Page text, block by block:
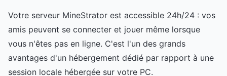
Votre serveur MineStrator est accessible 24h/24 : vos
amis peuvent se connecter et jouer même lorsque
vous n'êtes pas en ligne. C'est l'un des grands
avantages d'un hébergement dédié par rapport à une
session locale hébergée sur votre PC.